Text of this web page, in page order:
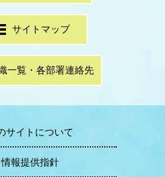
サイトマップ
一覧・各部署連絡先
サイトについて
情報提供指針